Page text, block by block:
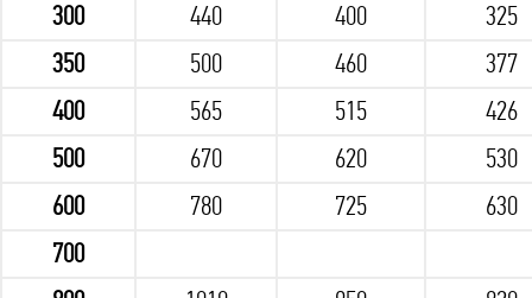
300
440 400
325
350
500 460
377
400
565 515
426
500
670 620
530
600
780 725
630
700